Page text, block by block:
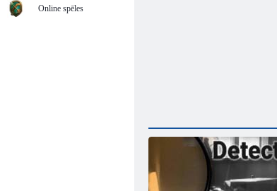
Online spēles